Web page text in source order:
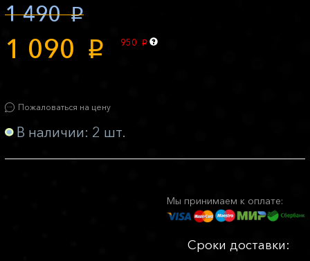
1 490 p
1 090 p 950 p
Пожаловаться на цену
В наличии: 2 шт.
Мы принимаем к оплате:
Сроки доставки: